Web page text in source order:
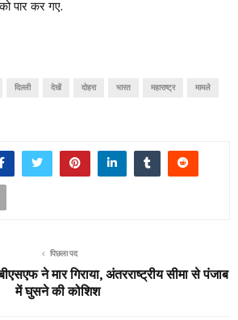
पार कर गए.
दिल्ली देखें दोहरा भारत महाराष्ट्र मामले
पिछला पद
ने मार गिराया, अंतरराष्ट्रीय सीमा से पंजाब
में घुसने की कोशिश